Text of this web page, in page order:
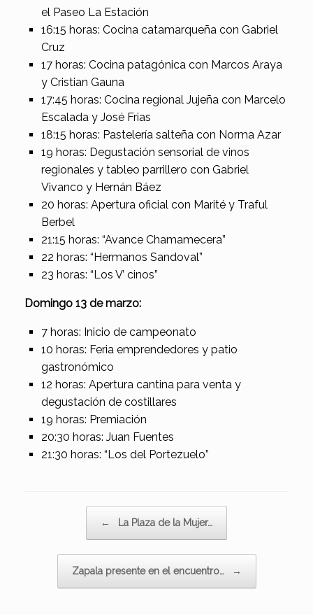
el Paseo La Estación
16:15 horas: Cocina catamarqueña con Gabriel
Cruz
17 horas: Cocina patagónica con Marcos Araya
y Cristian Gauna
17:45 horas: Cocina regional Jujeña con Marcelo
Escalada y José Frias
18:15 horas: Pastelería salteña con Norma Azar
19 horas: Degustación sensorial de vinos
regionales y tableo parrillero con Gabriel
Vivanco y Hernán Báez
20 horas: Apertura oficial con Marité y Traful
Berbel
21:15 horas: “Avance Chamamecera”
22 horas: “Hermanos Sandoval”
23 horas: “Los V’ cinos”
Domingo 13 de marzo:
7 horas: Inicio de campeonato
10 horas: Feria emprendedores y patio
gastronómico
12 horas: Apertura cantina para venta y
degustación de costillares
19 horas: Premiación
20:30 horas: Juan Fuentes
21:30 horas: “Los del Portezuelo”
← La Plaza de la Mujer…
Zapala presente en el encuentro… →